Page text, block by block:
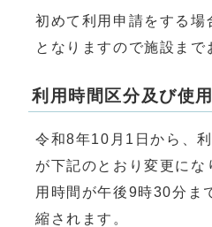
初めて利用申請をする場
となりますので施設まで
利用時間区分及び使
令和8年10月1日から、
が下記のとおり変更にな
用時間が午後9時30分ま
縮されます。